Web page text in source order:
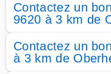
Contactez un
9620 à 3 km de
Contactez un
à 3 km de